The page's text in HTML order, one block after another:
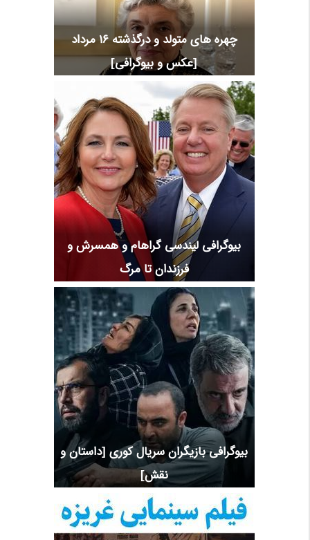
چهره های متولد و درگذشته 16 مرداد
[عکس و بیوگرافی]
بیوگرافی لیندسی گراهام و همسرش و
فرزندان تا مرگ
بیوگرافی بازیگران سریال کوری [داستان و
نقش]